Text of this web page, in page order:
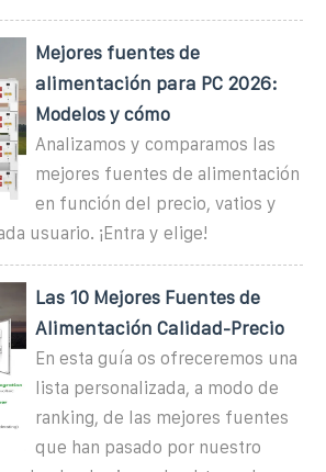
Mejores fuentes de
alimentación para PC 2026:
Modelos y cómo
Analizamos y comparamos las
mejores fuentes de alimentación
en función del precio, vatios y
usuario. ¡Entra y elige!
Las 10 Mejores Fuentes de
Alimentación Calidad-Precio
En esta guía os ofreceremos una
lista personalizada, a modo de
ranking, de las mejores fuentes
que han pasado por nuestro